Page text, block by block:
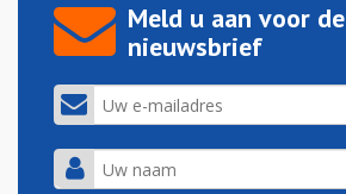
Meld u aan voor de
nieuwsbrief